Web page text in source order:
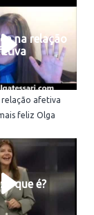
na relação
relação afetiva
feliz Olga
o que é?